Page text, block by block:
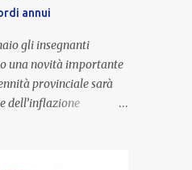
annui
gli insegnanti
una novità importante
provinciale sarà
dell’inflazione